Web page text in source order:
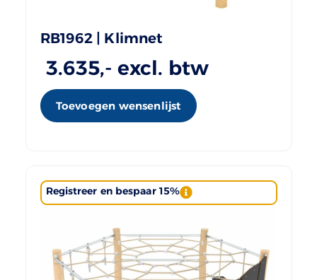
RB1962 | Klimnet
3.635,- excl. btw
Toevoegen wensenlijst
Registreer en bespaar 15%